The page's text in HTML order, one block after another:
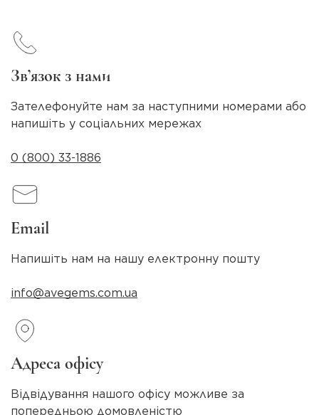
Зв’язок з нами
Зателефонуйте нам за наступними номерами або
напишіть у соціальних мережах
0 (800) 33-1886
Email
Напишіть нам на нашу електронну пошту
info@avegems.com.ua
Адреса офісу
Відвідування нашого офісу можливе за
попередньою домовленістю